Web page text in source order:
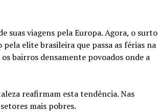
suas viagens pela Europa. Agora, o surto
elite brasileira que passa as férias na
bairros densamente povoados onde a
reafirmam esta tendência. Nas
mais pobres.